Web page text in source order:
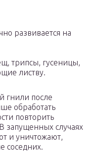
развивается на
трипсы, гусеницы,
листву.
гнили после
обработать
повторить
запущенных случаях
и уничтожают,
соседних.